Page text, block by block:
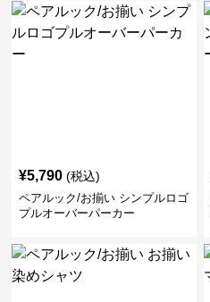
¥5,790 (税込)
ペアルック/お揃い シンプルロゴ
プルオーバーパーカー